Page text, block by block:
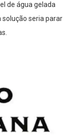
de água gelada
seria parar